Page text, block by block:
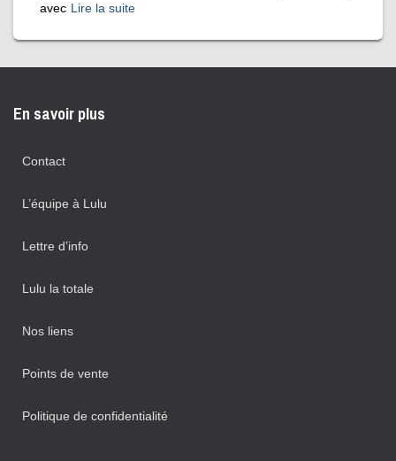
avec Lire la suite
En savoir plus
Contact
L’équipe à Lulu
Lettre d’info
Lulu la totale
Nos liens
Points de vente
Politique de confidentialité